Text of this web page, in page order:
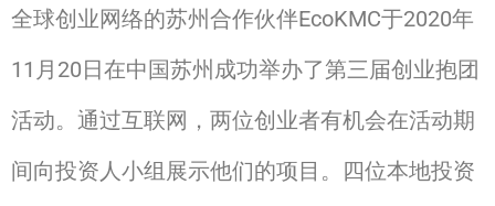
全球创业网络的苏州合作伙伴EcoKMC于2020年
11月20日在中国苏州成功举办了第三届创业抱团
活动。通过互联网，两位创业者有机会在活动期
间向投资人小组展示他们的项目。四位本地投资